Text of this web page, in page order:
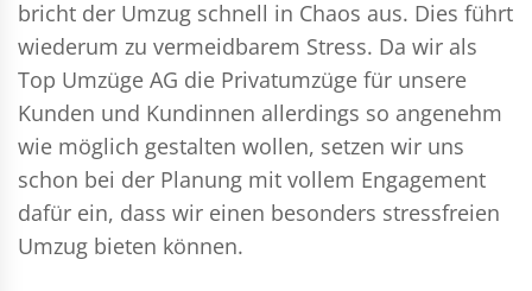
bricht der Umzug schnell in Chaos aus. Dies führt
wiederum zu vermeidbarem Stress. Da wir als
Top Umzüge AG die Privatumzüge für unsere
Kunden und Kundinnen allerdings so angenehm
wie möglich gestalten wollen, setzen wir uns
schon bei der Planung mit vollem Engagement
dafür ein, dass wir einen besonders stressfreien
Umzug bieten können.